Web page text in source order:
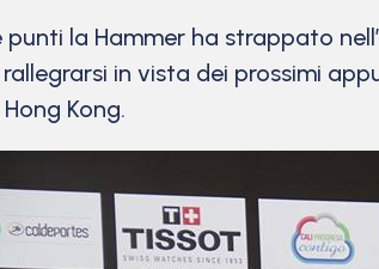
punti la Hammer ha strappato
in vista dei prossimi
Kong.